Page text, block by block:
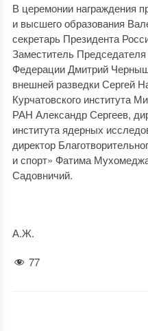
В церемонии награждения
и высшего образования
секретарь Президента
Заместитель
Федерации Дмитрий
внешней разведки Сергей
Курчатовского института
РАН Александр Сергеев,
института ядерных
директор
и спорт» Фатима
Садовничий.
А.Ж.
77